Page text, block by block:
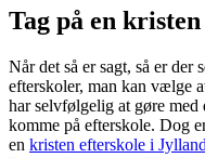
Tag på en
Når det så er sagt, så er
efterskoler, man kan vælge
har selvfølgelig at gøre med
komme på efterskole. Dog
en kristen efterskole i Jylland